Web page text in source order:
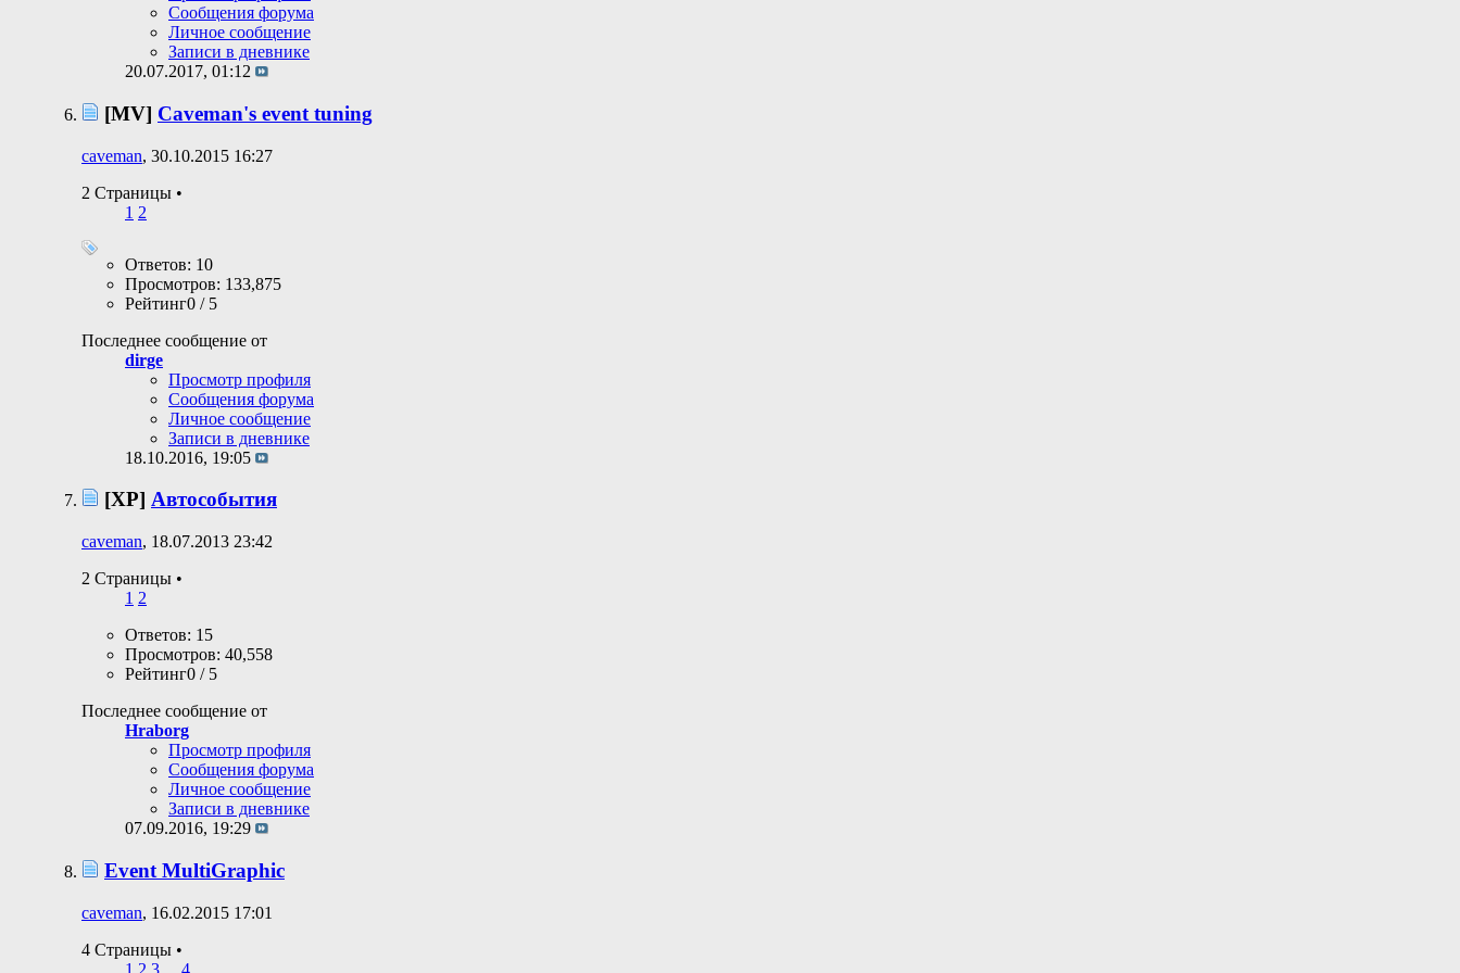
Сообщения форума
Личное сообщение
Записи в дневнике
20.07.2017, 01:12
[MV] Caveman's event tuning
caveman, 30.10.2015 16:27
2 Страницы •
1 2
Ответов: 10
Просмотров: 133,875
Рейтинг0 / 5
Последнее сообщение от
dirge
Просмотр профиля
Сообщения форума
Личное сообщение
Записи в дневнике
18.10.2016, 19:05
[XP] Автособытия
caveman, 18.07.2013 23:42
2 Страницы •
1 2
Ответов: 15
Просмотров: 40,558
Рейтинг0 / 5
Последнее сообщение от
Hraborg
Просмотр профиля
Сообщения форума
Личное сообщение
Записи в дневнике
07.09.2016, 19:29
Event MultiGraphic
caveman, 16.02.2015 17:01
4 Страницы •
1 2 3 4